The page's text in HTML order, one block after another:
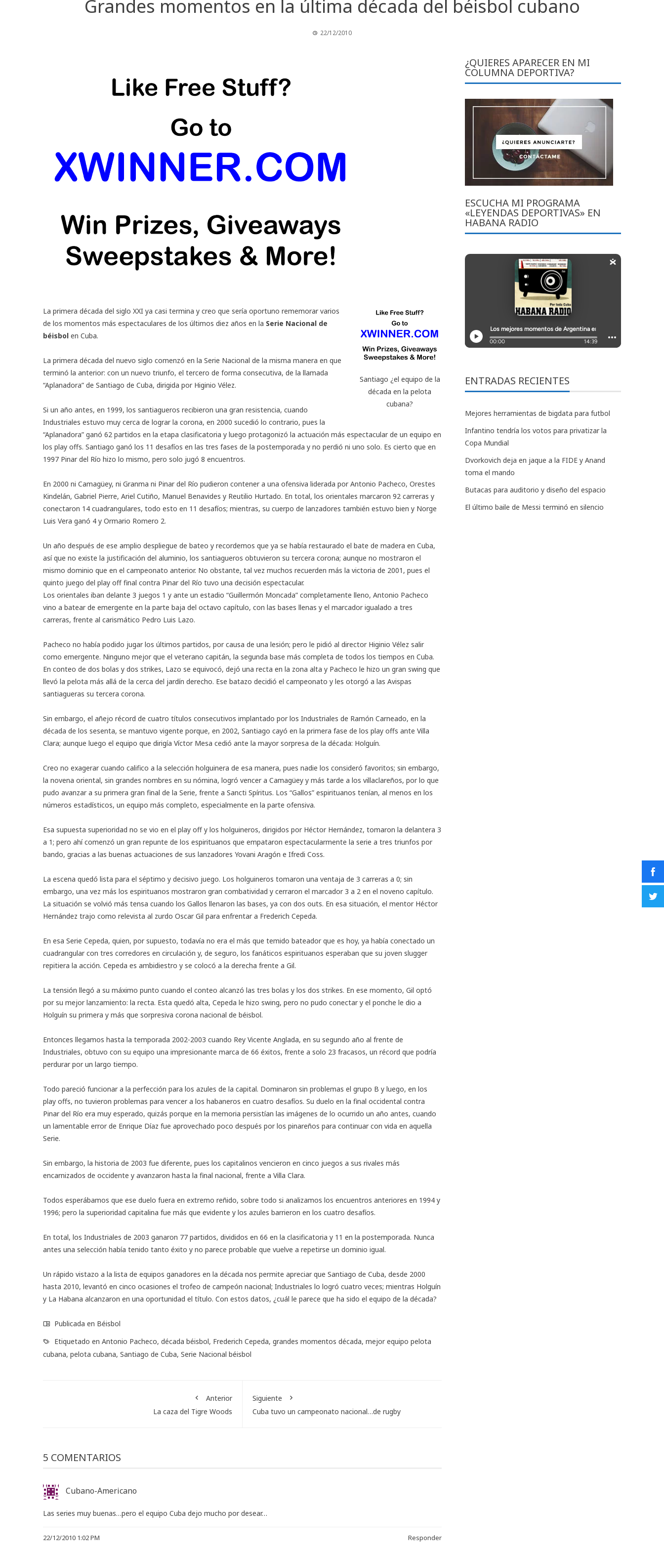
Grandes momentos en la última década del béisbol cubano
22/12/2010
Santiago ¿el equipo de la
década en la pelota
cubana?
La primera década del siglo XXI ya casi termina y creo que sería oportuno rememorar varios
de los momentos más espectaculares de los últimos diez años en la Serie Nacional de
béisbol en Cuba.
La primera década del nuevo siglo comenzó en la Serie Nacional de la misma manera en que
terminó la anterior: con un nuevo triunfo, el tercero de forma consecutiva, de la llamada
“Aplanadora” de Santiago de Cuba, dirigida por Higinio Vélez.
Si un año antes, en 1999, los santiagueros recibieron una gran resistencia, cuando
Industriales estuvo muy cerca de lograr la corona, en 2000 sucedió lo contrario, pues la
“Aplanadora” ganó 62 partidos en la etapa clasificatoria y luego protagonizó la actuación más espectacular de un equipo en
los play offs. Santiago ganó los 11 desafíos en las tres fases de la postemporada y no perdió ni uno solo. Es cierto que en
1997 Pinar del Río hizo lo mismo, pero solo jugó 8 encuentros.
En 2000 ni Camagüey, ni Granma ni Pinar del Río pudieron contener a una ofensiva liderada por Antonio Pacheco, Orestes
Kindelán, Gabriel Pierre, Ariel Cutiño, Manuel Benavides y Reutilio Hurtado. En total, los orientales marcaron 92 carreras y
conectaron 14 cuadrangulares, todo esto en 11 desafíos; mientras, su cuerpo de lanzadores también estuvo bien y Norge
Luis Vera ganó 4 y Ormario Romero 2.
Un año después de ese amplio despliegue de bateo y recordemos que ya se había restaurado el bate de madera en Cuba,
así que no existe la justificación del aluminio, los santiagueros obtuvieron su tercera corona; aunque no mostraron el
mismo dominio que en el campeonato anterior. No obstante, tal vez muchos recuerden más la victoria de 2001, pues el
quinto juego del play off final contra Pinar del Río tuvo una decisión espectacular.
Los orientales iban delante 3 juegos 1 y ante un estadio “Guillermón Moncada” completamente lleno, Antonio Pacheco
vino a batear de emergente en la parte baja del octavo capítulo, con las bases llenas y el marcador igualado a tres
carreras, frente al carismático Pedro Luis Lazo.
Pacheco no había podido jugar los últimos partidos, por causa de una lesión; pero le pidió al director Higinio Vélez salir
como emergente. Ninguno mejor que el veterano capitán, la segunda base más completa de todos los tiempos en Cuba.
En conteo de dos bolas y dos strikes, Lazo se equivocó, dejó una recta en la zona alta y Pacheco le hizo un gran swing que
llevó la pelota más allá de la cerca del jardín derecho. Ese batazo decidió el campeonato y les otorgó a las Avispas
santiagueras su tercera corona.
Sin embargo, el añejo récord de cuatro títulos consecutivos implantado por los Industriales de Ramón Carneado, en la
década de los sesenta, se mantuvo vigente porque, en 2002, Santiago cayó en la primera fase de los play offs ante Villa
Clara; aunque luego el equipo que dirigía Víctor Mesa cedió ante la mayor sorpresa de la década: Holguín.
Creo no exagerar cuando califico a la selección holguinera de esa manera, pues nadie los consideró favoritos; sin embargo,
la novena oriental, sin grandes nombres en su nómina, logró vencer a Camagüey y más tarde a los villaclareños, por lo que
pudo avanzar a su primera gran final de la Serie, frente a Sancti Spíritus. Los “Gallos” espirituanos tenían, al menos en los
números estadísticos, un equipo más completo, especialmente en la parte ofensiva.
Esa supuesta superioridad no se vio en el play off y los holguineros, dirigidos por Héctor Hernández, tomaron la delantera 3
a 1; pero ahí comenzó un gran repunte de los espirituanos que empataron espectacularmente la serie a tres triunfos por
bando, gracias a las buenas actuaciones de sus lanzadores Yovani Aragón e Ifredi Coss.
La escena quedó lista para el séptimo y decisivo juego. Los holguineros tomaron una ventaja de 3 carreras a 0; sin
embargo, una vez más los espirituanos mostraron gran combatividad y cerraron el marcador 3 a 2 en el noveno capítulo.
La situación se volvió más tensa cuando los Gallos llenaron las bases, ya con dos outs. En esa situación, el mentor Héctor
Hernández trajo como relevista al zurdo Oscar Gil para enfrentar a Frederich Cepeda.
En esa Serie Cepeda, quien, por supuesto, todavía no era el más que temido bateador que es hoy, ya había conectado un
cuadrangular con tres corredores en circulación y, de seguro, los fanáticos espirituanos esperaban que su joven slugger
repitiera la acción. Cepeda es ambidiestro y se colocó a la derecha frente a Gil.
La tensión llegó a su máximo punto cuando el conteo alcanzó las tres bolas y los dos strikes. En ese momento, Gil optó
por su mejor lanzamiento: la recta. Esta quedó alta, Cepeda le hizo swing, pero no pudo conectar y el ponche le dio a
Holguín su primera y más que sorpresiva corona nacional de béisbol.
Entonces llegamos hasta la temporada 2002-2003 cuando Rey Vicente Anglada, en su segundo año al frente de
Industriales, obtuvo con su equipo una impresionante marca de 66 éxitos, frente a solo 23 fracasos, un récord que podría
perdurar por un largo tiempo.
Todo pareció funcionar a la perfección para los azules de la capital. Dominaron sin problemas el grupo B y luego, en los
play offs, no tuvieron problemas para vencer a los habaneros en cuatro desafíos. Su duelo en la final occidental contra
Pinar del Río era muy esperado, quizás porque en la memoria persistían las imágenes de lo ocurrido un año antes, cuando
un lamentable error de Enrique Díaz fue aprovechado poco después por los pinareños para continuar con vida en aquella
Serie.
Sin embargo, la historia de 2003 fue diferente, pues los capitalinos vencieron en cinco juegos a sus rivales más
encarnizados de occidente y avanzaron hasta la final nacional, frente a Villa Clara.
Todos esperábamos que ese duelo fuera en extremo reñido, sobre todo si analizamos los encuentros anteriores en 1994 y
1996; pero la superioridad capitalina fue más que evidente y los azules barrieron en los cuatro desafíos.
En total, los Industriales de 2003 ganaron 77 partidos, divididos en 66 en la clasificatoria y 11 en la postemporada. Nunca
antes una selección había tenido tanto éxito y no parece probable que vuelve a repetirse un dominio igual.
Un rápido vistazo a la lista de equipos ganadores en la década nos permite apreciar que Santiago de Cuba, desde 2000
hasta 2010, levantó en cinco ocasiones el trofeo de campeón nacional; Industriales lo logró cuatro veces; mientras Holguín
y La Habana alcanzaron en una oportunidad el título. Con estos datos, ¿cuál le parece que ha sido el equipo de la década?
Publicada en Béisbol
Etiquetado en Antonio Pacheco, década béisbol, Frederich Cepeda, grandes momentos década, mejor equipo pelota
cubana, pelota cubana, Santiago de Cuba, Serie Nacional béisbol
Anterior
La caza del Tigre Woods
Siguiente
Cuba tuvo un campeonato nacional…de rugby
5 COMENTARIOS
Cubano-Americano
Las series muy buenas…pero el equipo Cuba dejo mucho por desear…
22/12/2010 1:02 PM Responder
¿QUIERES APARECER EN MI
COLUMNA DEPORTIVA?
ESCUCHA MI PROGRAMA
«LEYENDAS DEPORTIVAS» EN
HABANA RADIO
ENTRADAS RECIENTES
Mejores herramientas de bigdata para futbol
Infantino tendría los votos para privatizar la
Copa Mundial
Dvorkovich deja en jaque a la FIDE y Anand
toma el mando
Butacas para auditorio y diseño del espacio
El último baile de Messi terminó en silencio